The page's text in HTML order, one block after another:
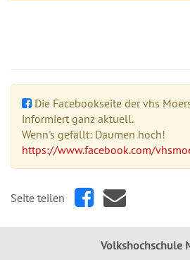
Die Facebookseite der vhs
informiert ganz aktuell.
Wenn's gefällt: Daumen hoch!
https://www.facebook.com/
Seite teilen
Volkshochschule